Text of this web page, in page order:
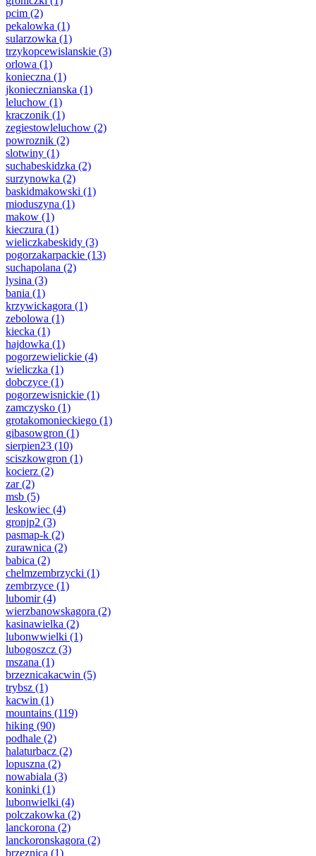
pcim (2)
pekalowka (1)
sularzowka (1)
trzykopcewislanskie (3)
orlowa (1)
konieczna (1)
jkoniecznianska (1)
leluchow (1)
kraczonik (1)
zegiestowleluchow (2)
powroznik (2)
slotwiny (1)
suchabeskidzka (2)
surzynowka (2)
baskidmakowski (1)
mioduszyna (1)
makow (1)
kieczura (1)
wieliczkabeskidy (3)
pogorzakarpackie (13)
suchapolana (2)
lysina (3)
bania (1)
krzywickagora (1)
zebolowa (1)
kiecka (1)
hajdowka (1)
pogorzewielickie (4)
wieliczka (1)
dobczyce (1)
pogorzewisnickie (1)
zamczysko (1)
grotakomonieckiego (1)
gibasowgron (1)
sierpien23 (10)
sciszkowgron (1)
kocierz (2)
zar(2)
msb (5)
leskowiec (4)
gronjp2 (3)
pasmap-k (2)
zurawnica (2)
babica (2)
chelmzembrzycki (1)
zembrzyce (1)
lubomir(4)
wierzbanowskagora (2)
kasinawielka (2)
lubonwwielki (1)
lubogoszcz (3)
mszana (1)
brzeznicakacwin (5)
trybsz (1)
kacwin (1)
mountains (119)
hiking (90)
podhale (2)
halaturbacz (2)
lopuszna (2)
nowabiala (3)
koninki (1)
lubonwielki (4)
polczakowka (2)
lanckorona (2)
lanckoronskagora (2)
brzeznica (1)